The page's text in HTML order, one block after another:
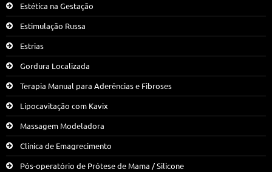
Estética na Gestação
Estimulação Russa
Estrias
Gordura Localizada
Terapia Manual para Aderências e Fibroses
Lipocavitação com Kavix
Massagem Modeladora
Clínica de Emagrecimento
Pós-operatório de Prótese de Mama / Silicone